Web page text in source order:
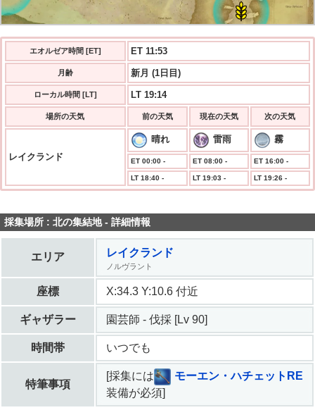
発生まで 00:18
エオルゼア時間 [ET] ET 11:53
月齢 新月 (1日目)
ローカル時間 [LT] LT 19:14
場所の天気 前の天気 現在の天気 次の天気
レイクランド
晴れ 雷雨 霧
ET 00:00 - ET 08:00 - ET 16:00 -
LT 18:40 - LT 19:03 - LT 19:26 -
採集場所 : 北の集結地 - 詳細情報
エリア レイクランド
ノルヴラント
座標 X:34.3 Y:10.6 付近
ギャザラー 園芸師 - 伐採 [Lv 90]
時間帯 いつでも
特筆事項
[採集には
モーエン・ハチェットRE
装備が必須]